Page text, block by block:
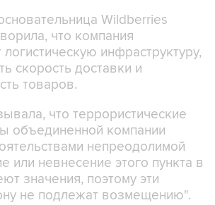
Wildberries
что компания
инфраструктуру,
скорость доставки и
товаров.
что террористические
объединенной компании
непреодолимой
или невнесение этого пункта в
значения, поэтому эти
не подлежат возмещению".